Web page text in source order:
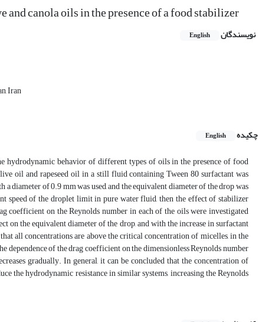
canola oils in the presence of a food stabilizer
نویسندگان English
Iran
چکیده
English
hydrodynamic behavior of different types of oils in the presence of food
oil and rapeseed oil in a still fluid containing Tween 80 surfactant was
of 0.9 mm was used, and the equivalent diameter of the drop was
speed of the droplet limit in pure water fluid, then the effect of stabilizer
coefficient on the Reynolds number in each of the oils were investigated
on the equivalent diameter of the drop, and with the increase in surfactant
all concentrations are above the critical concentration of micelles, in the
dependence of the drag coefficient on the dimensionless Reynolds number
gradually. In general, it can be concluded that the concentration of
the hydrodynamic resistance in similar systems, increasing the Reynolds